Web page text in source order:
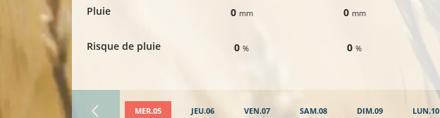
Pluie
Risque de pluie
0 mm
0%
0 mm
0%
MER.05 JEU.06 VEN.07 SAM.08 DIM.09 LUN.10